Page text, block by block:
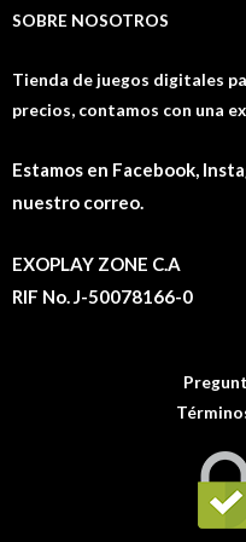
SOBRE NOSOTROS
Tienda de juegos digitales
precios, contamos con una
Estamos en Facebook,
nuestro correo.
EXOPLAY ZONE C.A
RIF No. J-50078166-0